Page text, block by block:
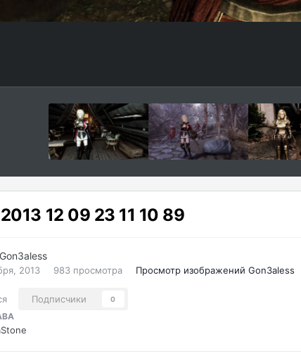
12 09 23 11 10 89
Gon3aless
2013 983 просмотра Просмотр изображений Gon3aless
Подписчики 0